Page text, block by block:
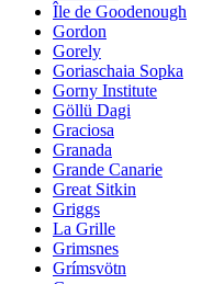
Île de Goodenough
Gordon
Gorely
Goriaschaia Sopka
Gorny Institute
Göllü Dagi
Graciosa
Granada
Grande Canarie
Great Sitkin
Griggs
La Grille
Grimsnes
Grímsvötn